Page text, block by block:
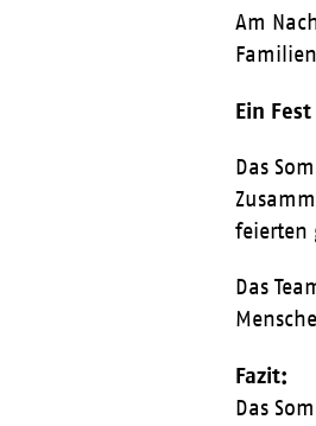
Am
Ein
Das
feierten
Das
Fazit:
Das